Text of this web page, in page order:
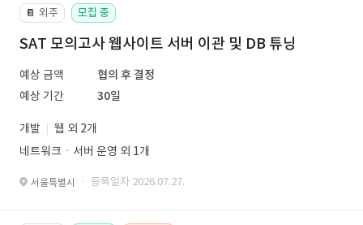
📔 외주 모집 중
SAT 모의고사 웹사이트 서버 이관 및 DB 튜닝
예상 금액
협의 후 결정
예상 기간
30일
개발
웹 외 2개
네트워크ㆍ서버 운영 외 1개
서울특별시 · 등록일자 2026.07.27.